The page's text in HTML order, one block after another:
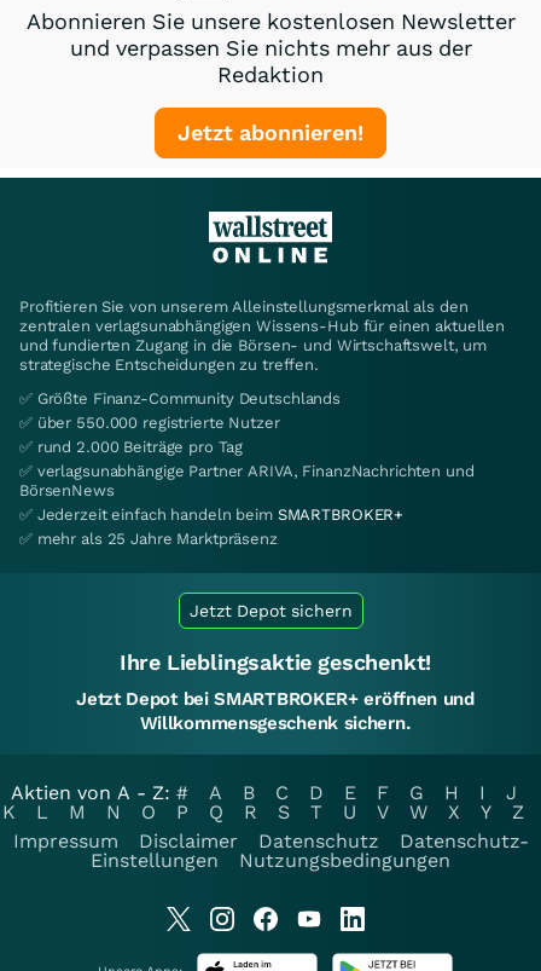
Abonnieren Sie unsere kostenlosen Newsletter
und verpassen Sie nichts mehr aus der
Redaktion
Jetzt abonnieren!
Profitieren Sie von unserem Alleinstellungsmerkmal als den
zentralen verlagsunabhängigen Wissens-Hub für einen aktuellen
und fundierten Zugang in die Börsen- und Wirtschaftswelt, um
strategische Entscheidungen zu treffen.
✅ Größte Finanz-Community Deutschlands
✅ über 550.000 registrierte Nutzer
✅ rund 2.000 Beiträge pro Tag
✅ verlagsunabhängige Partner ARIVA, FinanzNachrichten und
BörsenNews
✅ Jederzeit einfach handeln beim SMARTBROKER+
✅ mehr als 25 Jahre Marktpräsenz
Jetzt Depot sichern
Ihre Lieblingsaktie geschenkt!
Jetzt Depot bei SMARTBROKER+ eröffnen und
Willkommensgeschenk sichern.
Aktien von A - Z: # A B C D E F G H I
J
K
L M N O P Q R S T U V W X Y
Z
Impressum
Disclaimer Datenschutz
Datenschutz-
Einstellungen
Nutzungsbedingungen